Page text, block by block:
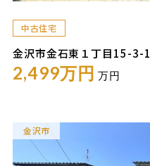
中古住宅
金沢市金石東１丁目15-3-1
2,499万円 万円
金沢市